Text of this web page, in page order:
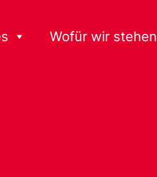
Wofür wir stehen